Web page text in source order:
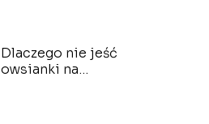
Dlaczego nie jeść
owsianki na